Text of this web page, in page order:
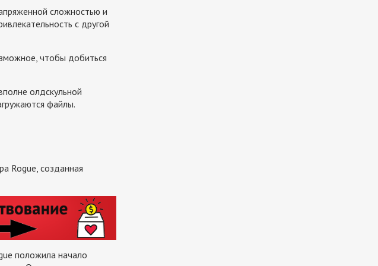
сложностью и
с другой
чтобы добиться
олдскульной
файлы.
Rogue, созданная
положила начало